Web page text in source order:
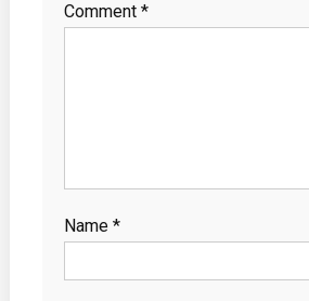
Comment *
Name *